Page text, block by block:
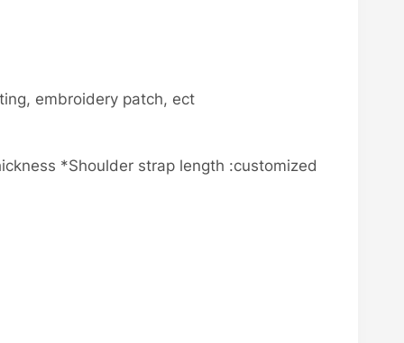
embroidery patch, ect
*Shoulder strap length :customized